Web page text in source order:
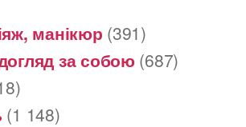
манікюр (391)
за собою (687)
(1 148)